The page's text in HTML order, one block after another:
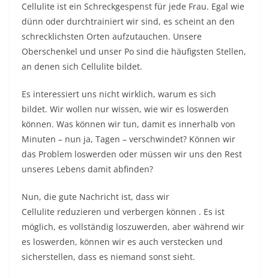
Cellulite ist ein Schreckgespenst für jede Frau. Egal wie
dünn oder durchtrainiert wir sind, es scheint an den
schrecklichsten Orten aufzutauchen. Unsere
Oberschenkel und unser Po sind die häufigsten Stellen,
an denen sich Cellulite bildet.
Es interessiert uns nicht wirklich, warum es sich
bildet. Wir wollen nur wissen, wie wir es loswerden
können. Was können wir tun, damit es innerhalb von
Minuten – nun ja, Tagen – verschwindet? Können wir
das Problem loswerden oder müssen wir uns den Rest
unseres Lebens damit abfinden?
Nun, die gute Nachricht ist, dass wir
Cellulite reduzieren und verbergen können . Es ist
möglich, es vollständig loszuwerden, aber während wir
es loswerden, können wir es auch verstecken und
sicherstellen, dass es niemand sonst sieht.